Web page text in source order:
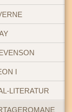
I
LITERATUR